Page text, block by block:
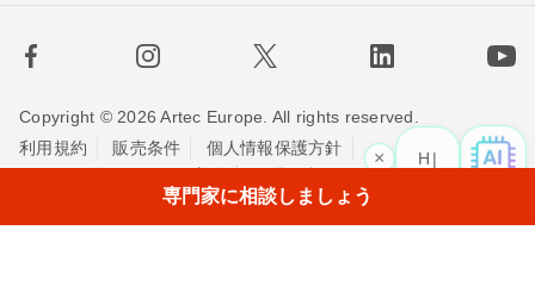
Hi! What i |
×
Copyright © 2026 Artec Europe. All rights reserved.
利用規約
販売条件
個人情報保護方針
専門家に相談しましょう